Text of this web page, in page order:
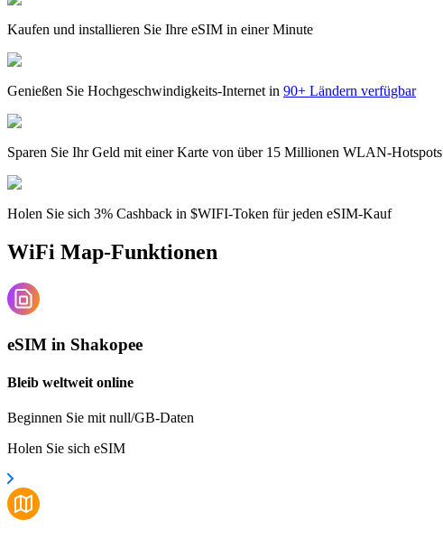
Kaufen und installieren Sie Ihre eSIM in einer Minute
Genießen Sie Hochgeschwindigkeits-Internet in 90+ Ländern verfügbar
Sparen Sie Ihr Geld mit einer Karte von über 15 Millionen WLAN-Hotspots
Holen Sie sich 3% Cashback in $WIFI-Token für jeden eSIM-Kauf
WiFi Map-Funktionen
eSIM in Shakopee
Bleib weltweit online
Beginnen Sie mit null/GB-Daten
Holen Sie sich eSIM